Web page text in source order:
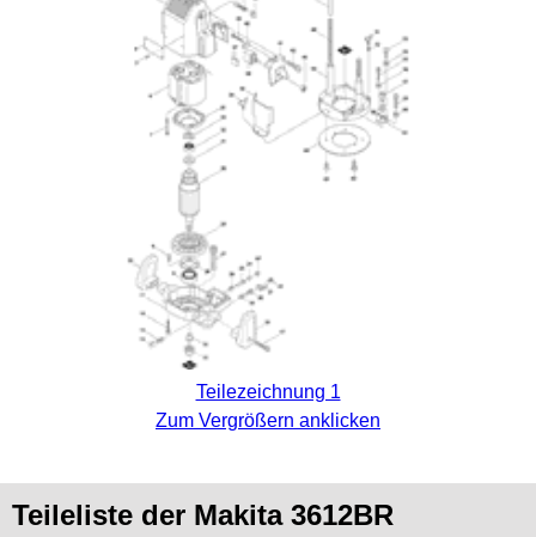
Teilezeichnung 1
Zum Vergrößern anklicken
Teileliste der Makita 3612BR